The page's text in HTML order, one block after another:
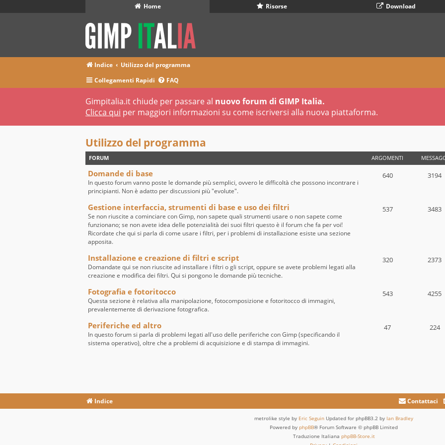
Home Risorse Download
Indice
Utilizzo del programma
Collegamenti Rapidi
FAQ
Gimpitalia.it chiude per passare al nuovo forum di GIMP Italia.
Clicca qui per maggiori informazioni su come iscriversi alla nuova piattaforma.
Utilizzo del programma
FORUM ARGOMENTI
Domande di base
In questo forum vanno poste le domande più semplici, ovvero le difficoltà che possono incontrare i
principianti. Non è adatto per discussioni più "evolute".
640 3194
Gestione interfaccia, strumenti di base e uso dei filtri
Se non riuscite a cominciare con Gimp, non sapete quali strumenti usare o non sapete come
funzionano; se non avete idea delle potenzialità dei suoi filtri questo è il forum che fa per voi!
Ricordate che qui si parla di come usare i filtri, per i problemi di installazione esiste una sezione
apposita.
537 3483
Installazione e creazione di filtri e script
Domandate qui se non riuscite ad installare i filtri o gli script, oppure se avete problemi legati alla
creazione e modifica dei filtri. Qui si pongono le domande più tecniche.
320 2373
Fotografia e fotoritocco
Questa sezione è relativa alla manipolazione, fotocomposizione e fotoritocco di immagini,
prevalentemente di derivazione fotografica.
543 4255
Periferiche ed altro
In questo forum si parla di problemi legati all'uso delle periferiche con Gimp (specificando il
sistema operativo), oltre che a problemi di acquisizione e di stampa di immagini.
47 224
Indice Contattaci
metrolike style by Eric Seguin Updated for phpBB3.2 by Ian Bradley
Powered by phpBB® Forum Software © phpBB Limited
Traduzione Italiana phpBB-Store.it